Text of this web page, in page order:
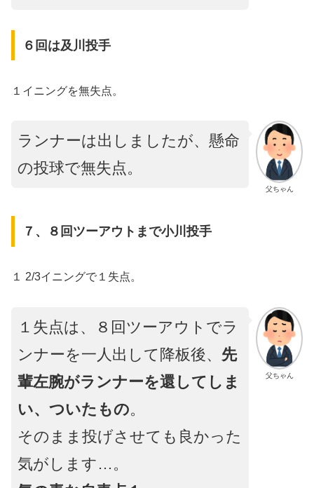
６回は及川投手
１イニングを無失点。
父ちゃん
ランナーは出しましたが、懸命
の投球で無失点。
７、８回ツーアウトまで小川投手
１ 2/3イニングで１失点。
父ちゃん
１失点は、８回ツーアウトでラ
ンナーを一人出して降板後、 先
輩左腕がランナーを還してしま
い、ついたもの。
そのまま投げさせても良かった
気がします…。